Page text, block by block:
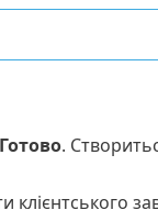
Готово.
клієнтського